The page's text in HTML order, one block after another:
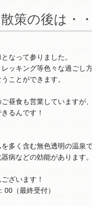
策の後は・・
なって参りました。
ッキング等色々な過ごし
ことができます。
昼食も営業していますが、
るんです！
多く含む無色透明の温泉で
病などの効能があります。
ざいます！
（最終受付）